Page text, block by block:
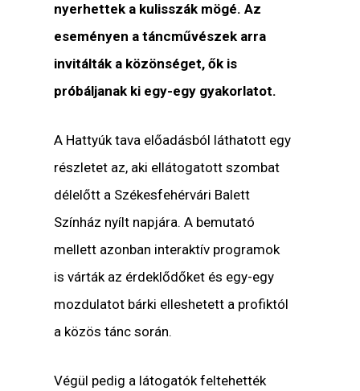
nyerhettek a kulisszák mögé. Az
eseményen a táncművészek arra
invitálták a közönséget, ők is
próbáljanak ki egy-egy gyakorlatot.
A Hattyúk tava előadásból láthatott egy
részletet az, aki ellátogatott szombat
délelőtt a Székesfehérvári Balett
Színház nyílt napjára. A bemutató
mellett azonban interaktív programok
is várták az érdeklődőket és egy-egy
mozdulatot bárki elleshetett a profiktól
a közös tánc során.
Végül pedig a látogatók feltehették